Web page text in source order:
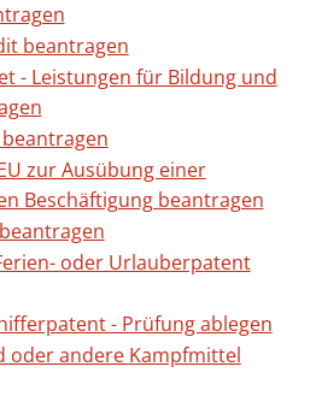
beantragen
- Leistungen für Bildung und
zur Ausübung einer
Beschäftigung beantragen
oder Urlauberpatent
- Prüfung ablegen
oder andere Kampfmittel